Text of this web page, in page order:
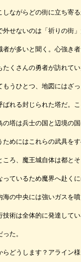
しながらどの街に立ち寄る
せないのは「祈りの街
者が多いと聞く。心強き
たくさんの勇者が訪れてい
うひとつ、地図にはざ
ばれる封じられた塔だ。
の塔は兵士の国と辺境の
ためにはこれらの武具を
ろ、魔王城自体は都と
っているため魔界へ赴く
海の中央には強いガスを
技術は全体的に発達して
った。
らどうします？アライン様